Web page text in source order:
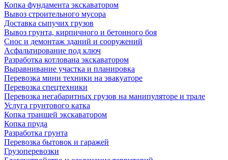
Копка фундамента экскаватором
Вывоз строительного мусора
Доставка сыпучих грузов
Вывоз грунта, кирпичного и бетонного боя
Снос и демонтаж зданий и сооружений
Асфальтирование под ключ
Разработка котлована экскаватором
Выравнивание участка и планировка
Перевозка мини техники на эвакуаторе
Перевозка спецтехники
Перевозка негабаритных грузов на манипуляторе и трале
Услуга грунтового катка
Копка траншей экскаватором
Копка пруда
Разработка грунта
Перевозка бытовок и гаражей
Грузоперевозки